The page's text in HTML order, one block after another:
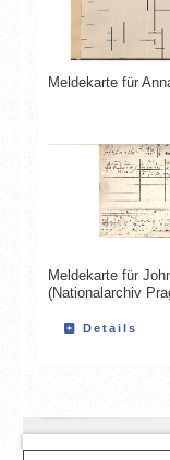
Meldekarte für
Meldekarte für
(Nationalarchiv
Details